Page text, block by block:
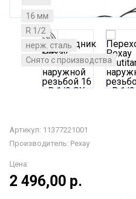
16 мм
R 1/2
нерж. сталь
Снято с производства
Артикул: 11377221001
Производитель: Рехау
Цена:
2 496,00 р.